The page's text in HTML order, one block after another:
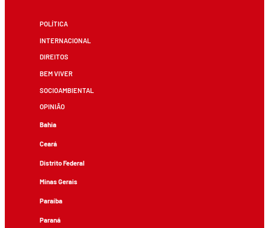
POLÍTICA
INTERNACIONAL
DIREITOS
BEM VIVER
SOCIOAMBIENTAL
OPINIÃO
Bahia
Ceará
Distrito Federal
Minas Gerais
Paraíba
Paraná